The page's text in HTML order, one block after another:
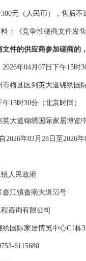
300元（人民币），售后不
：《竞争性磋商文件发售
文件的供应商参加磋商的
2026年04月 07 日 下午15时
市梅县区剑英大道锦绣国
午15时30分（北京时间）
英大道锦绣国际家居博览
2026年03月 28 日至2026年
人民政府
畲江镇畲南大道55号
咨询有限公司
国际家居博览中心C1栋
6115680